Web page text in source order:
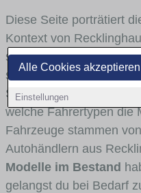
Alle Cookies akzeptieren
Einstellungen
Diese Seite porträtiert
Kontext von
skizzieren, in welchen
stark vertreten ist,
Stadt- und
welche Fahrertypen die
Fahrzeuge stammen
Autohändlern aus
Modelle im Bestand
gelangst du bei Bedarf